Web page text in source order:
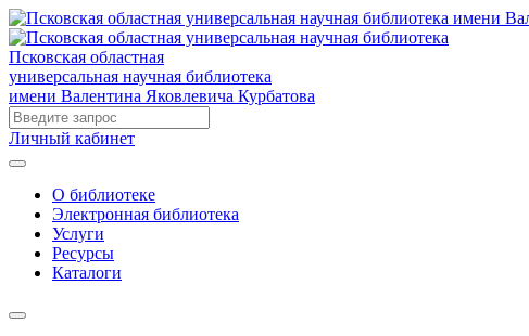
Псковская областная
универсальная научная библиотека
имени Валентина Яковлевича Курбатова
Личный кабинет
О библиотеке
Электронная библиотека
Услуги
Ресурсы
Каталоги